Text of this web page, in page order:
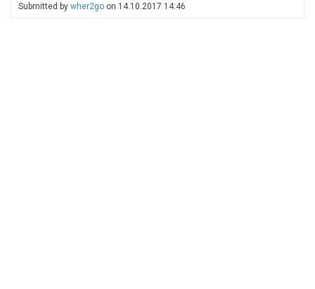
vahel
Submitted by wher2go on 14.10.2017 14:46